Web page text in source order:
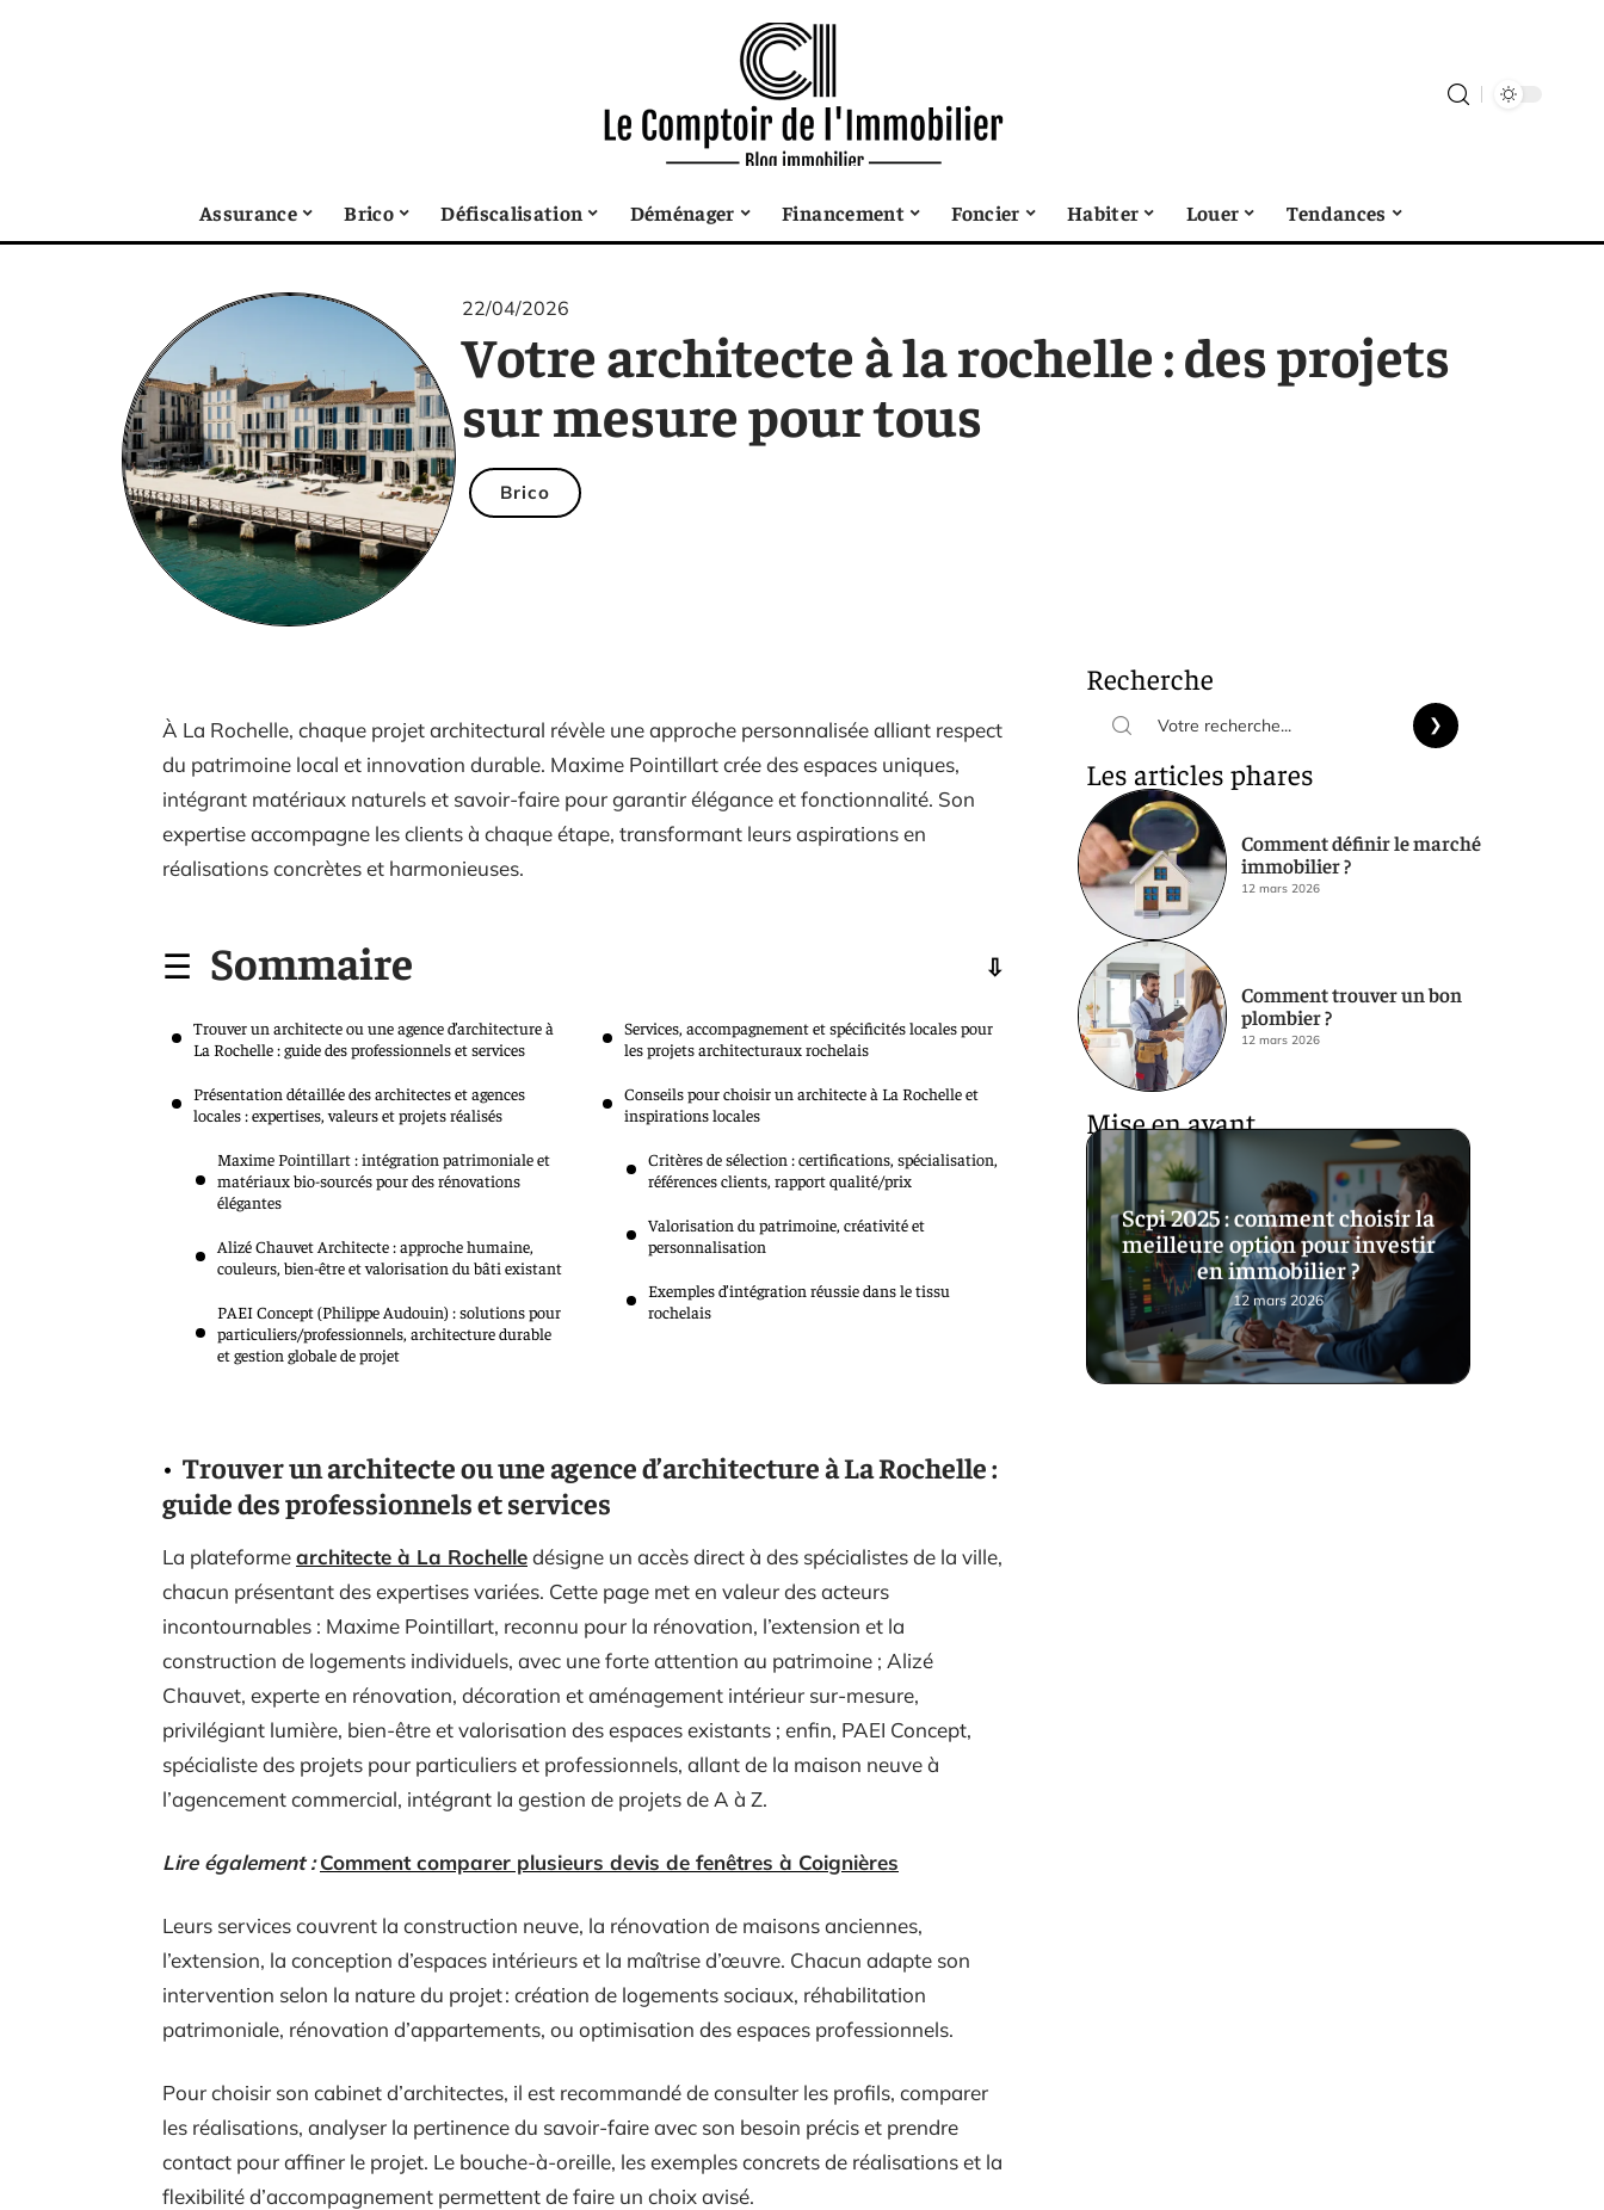
Assurance Brico Défiscalisation Déménager Financement Foncier Habiter Louer Tendances
22/04/2026
Votre architecte à la rochelle : des projets
sur mesure pour tous
Brico
À La Rochelle, chaque projet architectural révèle une approche personnalisée alliant respect
du patrimoine local et innovation durable. Maxime Pointillart crée des espaces uniques,
intégrant matériaux naturels et savoir-faire pour garantir élégance et fonctionnalité. Son
expertise accompagne les clients à chaque étape, transformant leurs aspirations en
réalisations concrètes et harmonieuses.
Sommaire
Trouver un architecte ou une agence d’architecture à
La Rochelle : guide des professionnels et services
Présentation détaillée des architectes et agences
locales : expertises, valeurs et projets réalisés
Maxime Pointillart : intégration patrimoniale et
matériaux bio-sourcés pour des rénovations
élégantes
Alizé Chauvet Architecte : approche humaine,
couleurs, bien-être et valorisation du bâti existant
PAEI Concept (Philippe Audouin) : solutions pour
particuliers/professionnels, architecture durable
et gestion globale de projet
Services, accompagnement et spécificités locales pour
les projets architecturaux rochelais
Conseils pour choisir un architecte à La Rochelle et
inspirations locales
Critères de sélection : certifications, spécialisation,
références clients, rapport qualité/prix
Valorisation du patrimoine, créativité et
personnalisation
Exemples d’intégration réussie dans le tissu
rochelais
Trouver un architecte ou une agence d’architecture à La Rochelle :
guide des professionnels et services
La plateformearchitecte à La Rochelledésigne un accès direct à des spécialistes de la ville,
chacun présentant des expertises variées. Cette page met en valeur des acteurs
incontournables : Maxime Pointillart, reconnu pour la rénovation, l’extension et la
construction de logements individuels, avec une forte attention au patrimoine ; Alizé
Chauvet, experte en rénovation, décoration et aménagement intérieur sur-mesure,
privilégiant lumière, bien-être et valorisation des espaces existants ; enfin, PAEI Concept,
spécialiste des projets pour particuliers et professionnels, allant de la maison neuve à
l’agencement commercial, intégrant la gestion de projets de A à Z.
Lire également : Comment comparer plusieurs devis de fenêtres à Coignières
Leurs services couvrent la construction neuve, la rénovation de maisons anciennes,
l’extension, la conception d’espaces intérieurs et la maîtrise d’œuvre. Chacun adapte son
intervention selon la nature du projet : création de logements sociaux, réhabilitation
patrimoniale, rénovation d’appartements, ou optimisation des espaces professionnels.
Pour choisir son cabinet d’architectes, il est recommandé de consulter les profils, comparer
les réalisations, analyser la pertinence du savoir-faire avec son besoin précis et prendre
contact pour affiner le projet. Le bouche-à-oreille, les exemples concrets de réalisations et la
flexibilité d’accompagnement permettent de faire un choix avisé.
Recherche
Les articles phares
Comment définir le marché
immobilier ?
12 mars 2026
Comment trouver un bon
plombier ?
12 mars 2026
Mise en avant
Scpi 2025 : comment choisir la
meilleure option pour investir
en immobilier ?
12 mars 2026